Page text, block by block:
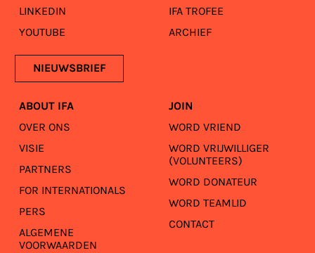
LINKEDIN
YOUTUBE
NIEUWSBRIEF
IFA TROFEE
ARCHIEF
ABOUT IFA
OVER ONS
VISIE
PARTNERS
FOR INTERNATIONALS
PERS
ALGEMENE
VOORWAARDEN
JOIN
WORD VRIEND
WORD VRIJWILLIGER
(VOLUNTEERS)
WORD DONATEUR
WORD TEAMLID
CONTACT